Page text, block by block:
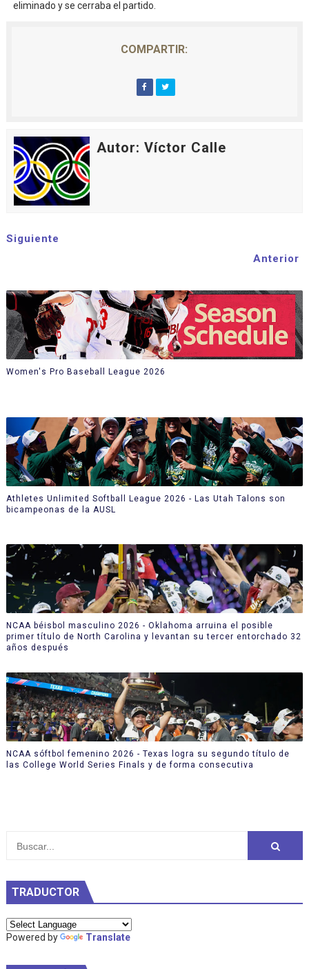
eliminado y se cerraba el partido.
COMPARTIR:
Autor: Víctor Calle
Siguiente
Anterior
Women's Pro Baseball League 2026
Athletes Unlimited Softball League 2026 - Las Utah Talons son
bicampeonas de la AUSL
NCAA béisbol masculino 2026 - Oklahoma arruina el posible
primer título de North Carolina y levantan su tercer entorchado 32
años después
NCAA sóftbol femenino 2026 - Texas logra su segundo título de
las College World Series Finals y de forma consecutiva
TRADUCTOR
Powered by Translate